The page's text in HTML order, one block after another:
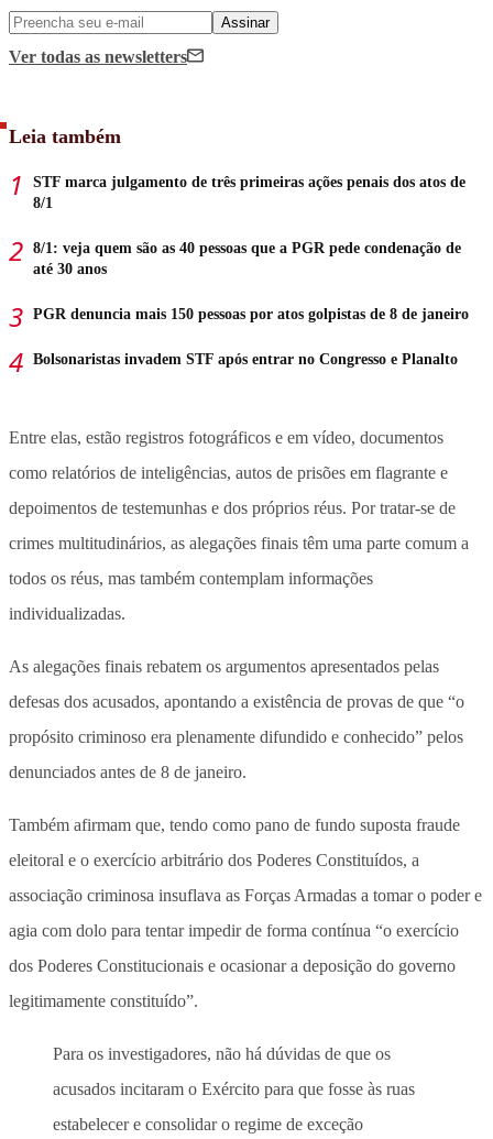
Assinar
Ver todas as newsletters
Leia também
STF marca julgamento de três primeiras ações penais dos atos de
8/1
8/1: veja quem são as 40 pessoas que a PGR pede condenação de
até 30 anos
PGR denuncia mais 150 pessoas por atos golpistas de 8 de janeiro
Bolsonaristas invadem STF após entrar no Congresso e Planalto
Entre elas, estão registros fotográficos e em vídeo, documentos
como relatórios de inteligências, autos de prisões em flagrante e
depoimentos de testemunhas e dos próprios réus. Por tratar-se de
crimes multitudinários, as alegações finais têm uma parte comum a
todos os réus, mas também contemplam informações
individualizadas.
As alegações finais rebatem os argumentos apresentados pelas
defesas dos acusados, apontando a existência de provas de que “o
propósito criminoso era plenamente difundido e conhecido” pelos
denunciados antes de 8 de janeiro.
Também afirmam que, tendo como pano de fundo suposta fraude
eleitoral e o exercício arbitrário dos Poderes Constituídos, a
associação criminosa insuflava as Forças Armadas a tomar o poder e
agia com dolo para tentar impedir de forma contínua “o exercício
dos Poderes Constitucionais e ocasionar a deposição do governo
legitimamente constituído”.
Para os investigadores, não há dúvidas de que os
acusados incitaram o Exército para que fosse às ruas
estabelecer e consolidar o regime de exceção